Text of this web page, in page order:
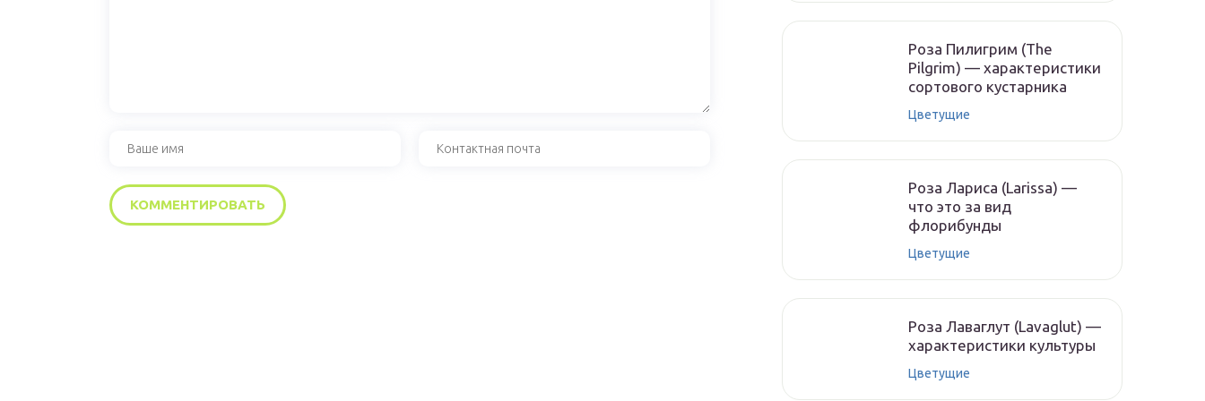
Роза Пилигрим (The
Pilgrim) — характеристики
сортового кустарника
Цветущие
Роза Лариса (Larissa) —
что это за вид
флорибунды
Цветущие
Роза Лаваглут (Lavaglut) —
характеристики культуры
Цветущие